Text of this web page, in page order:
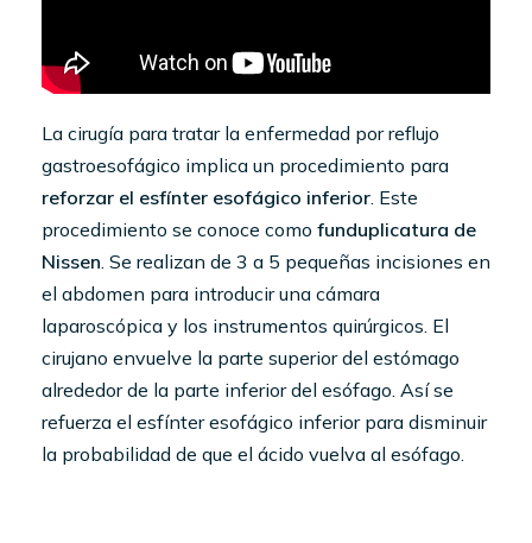
La cirugía para tratar la enfermedad por reflujo
gastroesofágico implica un procedimiento para
reforzar el esfínter esofágico inferior. Este
procedimiento se conoce como funduplicatura de
Nissen. Se realizan de 3 a 5 pequeñas incisiones en
el abdomen para introducir una cámara
laparoscópica y los instrumentos quirúrgicos. El
cirujano envuelve la parte superior del estómago
alrededor de la parte inferior del esófago. Así se
refuerza el esfínter esofágico inferior para disminuir
la probabilidad de que el ácido vuelva al esófago.